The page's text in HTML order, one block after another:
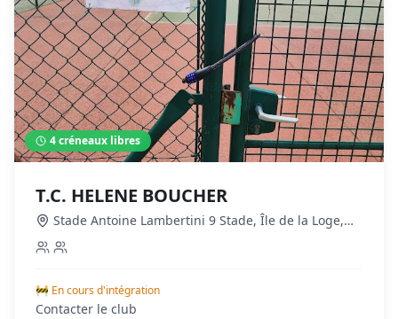
4créneaux libres
T.C. HELENE BOUCHER
Stade Antoine Lambertini 9 Stade, Île de la Loge,
78560 Le Port-Marly, France
🚧 En cours d'intégration
Contacter le club